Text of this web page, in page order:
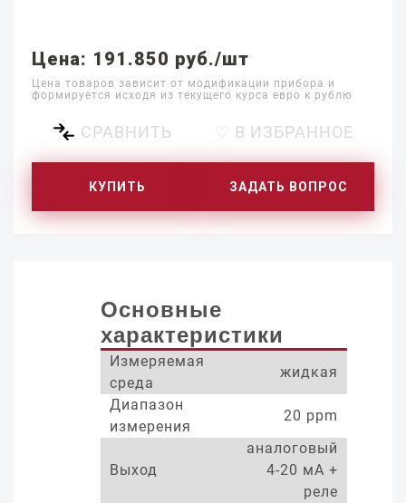
Цена: 191.850 руб./шт
Цена товаров зависит от модификации прибора и
формируется исходя из текущего курса евро к рублю
СРАВНИТЬ ♡ В ИЗБРАННОЕ
КУПИТЬ ЗАДАТЬ ВОПРОС
Основные
характеристики
Измеряемая
среда
жидкая
Диапазон
измерения
20 ppm
Выход
аналоговый
4-20 мА +
реле